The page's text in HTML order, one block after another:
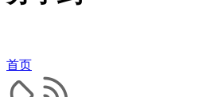
首页